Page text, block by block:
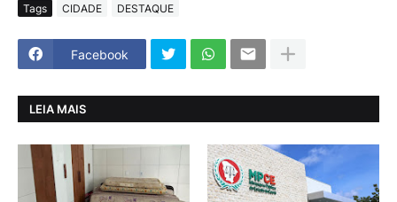
Tags CIDADE DESTAQUE
Facebook
LEIA MAIS